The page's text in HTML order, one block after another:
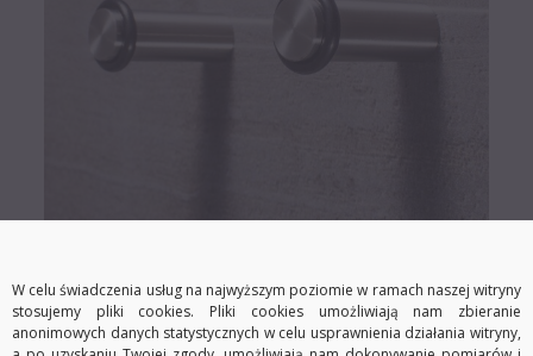
W celu świadczenia usług na najwyższym poziomie w ramach naszej witryny
stosujemy pliki cookies. Pliki cookies umożliwiają nam zbieranie
anonimowych danych statystycznych w celu usprawnienia działania witryny,